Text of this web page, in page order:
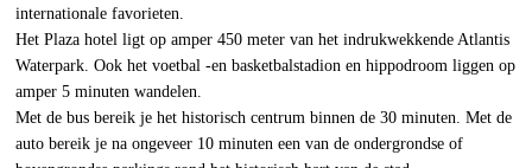
internationale favorieten.
Het Plaza hotel ligt op amper 450 meter van het indrukwekkende Atlantis
Waterpark. Ook het voetbal -en basketbalstadion en hippodroom liggen op
amper 5 minuten wandelen.
Met de bus bereik je het historisch centrum binnen de 30 minuten. Met de
auto bereik je na ongeveer 10 minuten een van de ondergrondse of